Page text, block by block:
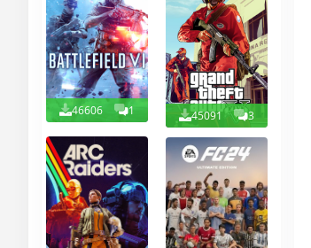
46606 1 45091 3